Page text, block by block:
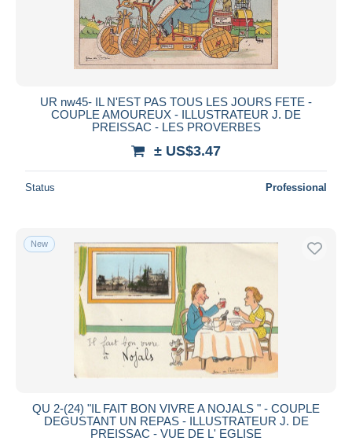
UR nw45- IL N'EST PAS TOUS LES JOURS FETE -
COUPLE AMOUREUX - ILLUSTRATEUR J. DE
PREISSAC - LES PROVERBES
± US$3.47
Status Professional
New
QU 2-(24) "IL FAIT BON VIVRE A NOJALS " - COUPLE
DEGUSTANT UN REPAS - ILLUSTRATEUR J. DE
PREISSAC - VUE DE L' EGLISE